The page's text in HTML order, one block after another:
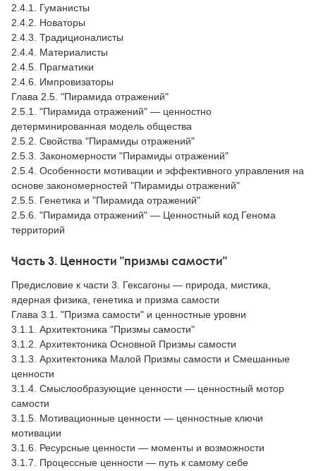
2.4.1. Гуманисты
2.4.2. Новаторы
2.4.3. Традиционалисты
2.4.4. Материалисты
2.4.5. Прагматики
2.4.6. Импровизаторы
Глава 2.5. "Пирамида отражений"
2.5.1. "Пирамида отражений" — ценностно
детерминированная модель общества
2.5.2. Свойства "Пирамиды отражений"
2.5.3. Закономерности "Пирамиды отражений"
2.5.4. Особенности мотивации и эффективного управления на
основе закономерностей "Пирамиды отражений"
2.5.5. Генетика и "Пирамида отражений"
2.5.6. "Пирамида отражений" — Ценностный код Генома
территорий
Часть 3. Ценности "призмы самости"
Предисловие к части 3. Гексагоны — природа, мистика,
ядерная физика, генетика и призма самости
Глава 3.1. "Призма самости" и ценностные уровни
3.1.1. Архитектоника "Призмы самости"
3.1.2. Архитектоника Основной Призмы самости
3.1.3. Архитектоника Малой Призмы самости и Смешанные
ценности
3.1.4. Смыслообразующие ценности — ценностный мотор
самости
3.1.5. Мотивационные ценности — ценностные ключи
мотивации
3.1.6. Ресурсные ценности — моменты и возможности
3.1.7. Процессные ценности — путь к самому себе